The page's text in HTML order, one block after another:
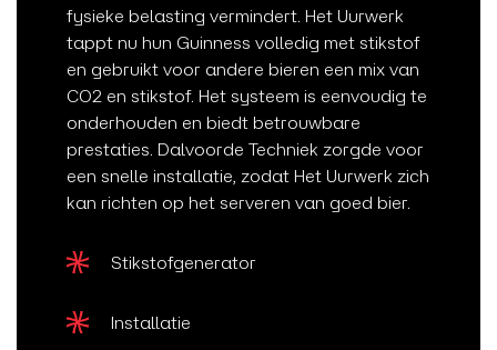
fysieke belasting vermindert. Het Uurwerk
tappt nu hun Guinness volledig met stikstof
en gebruikt voor andere bieren een mix van
CO2 en stikstof. Het systeem is eenvoudig te
onderhouden en biedt betrouwbare
prestaties. Dalvoorde Techniek zorgde voor
een snelle installatie, zodat Het Uurwerk zich
kan richten op het serveren van goed bier.
Stikstofgenerator
Installatie